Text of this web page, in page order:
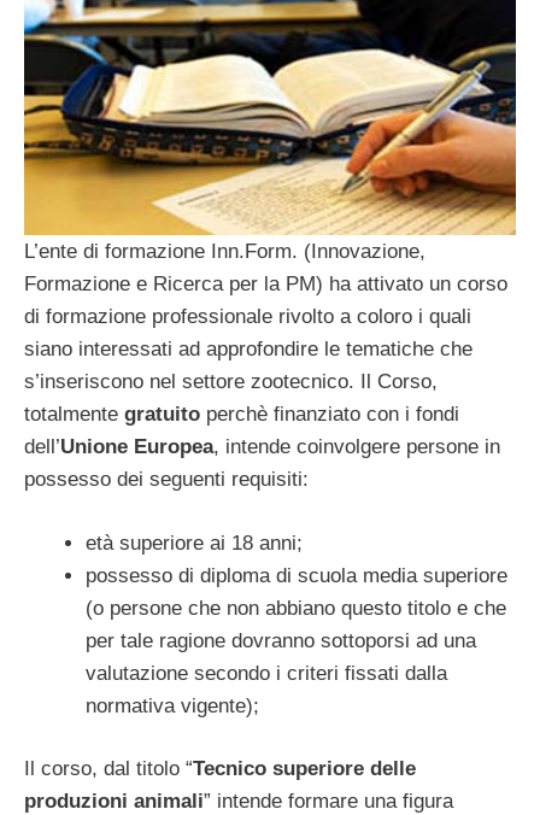
L’ente di formazione Inn.Form. (Innovazione,
Formazione e Ricerca per la PM) ha attivato un corso
di formazione professionale rivolto a coloro i quali
siano interessati ad approfondire le tematiche che
s’inseriscono nel settore zootecnico. Il Corso,
totalmente gratuito perchè finanziato con i fondi
dell’Unione Europea, intende coinvolgere persone in
possesso dei seguenti requisiti:
età superiore ai 18 anni;
possesso di diploma di scuola media superiore
(o persone che non abbiano questo titolo e che
per tale ragione dovranno sottoporsi ad una
valutazione secondo i criteri fissati dalla
normativa vigente);
Il corso, dal titolo “Tecnico superiore delle
produzioni animali” intende formare una figura